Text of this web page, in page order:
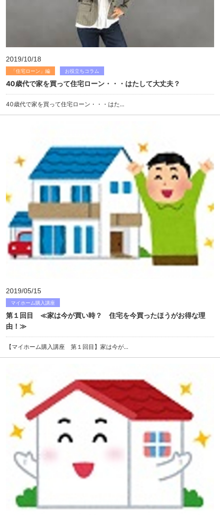
2019/10/18
「住宅ローン」編 お役立ちコラム
40歳代で家を買って住宅ローン・・・はたして大丈夫？
40歳代で家を買って住宅ローン・・・はた...
2019/05/15
マイホーム購入講座
第１回目 ≪家は今が買い時？ 住宅を今買ったほうがお得な理
由！≫
【マイホーム購入講座 第１回目】家は今が...